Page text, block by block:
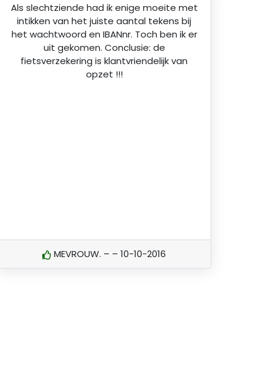
Als slechtziende had ik enige moeite met
intikken van het juiste aantal tekens bij
het wachtwoord en IBANnr. Toch ben ik er
uit gekomen. Conclusie: de
fietsverzekering is klantvriendelijk van
opzet !!!
MEVROUW. – – 10-10-2016